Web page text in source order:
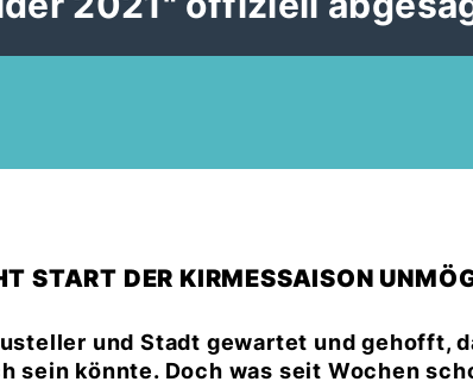
START DER KIRMESSAISON
und Stadt gewartet und gehofft,
sein könnte. Doch was seit Wochen